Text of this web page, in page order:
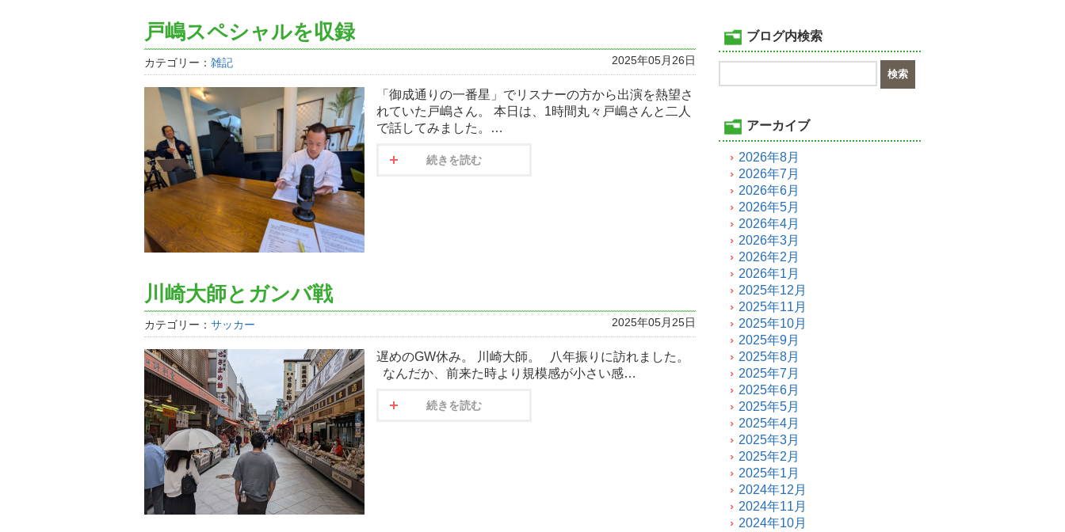
戸嶋スペシャルを収録
カテゴリー： 雑記 2025年05月26日
「御成通りの一番星」でリスナーの方から出演を熱望さ
れていた戸嶋さん。 本日は、1時間丸々戸嶋さんと二人
で話してみました。…
続きを読む
川崎大師とガンバ戦
カテゴリー： サッカー 2025年05月25日
遅めのGW休み。 川崎大師。 八年振りに訪れました。
なんだか、前来た時より規模感が小さい感…
続きを読む
ブログ内検索
アーカイブ
2026年8月
2026年7月
2026年6月
2026年5月
2026年4月
2026年3月
2026年2月
2026年1月
2025年12月
2025年11月
2025年10月
2025年9月
2025年8月
2025年7月
2025年6月
2025年5月
2025年4月
2025年3月
2025年2月
2025年1月
2024年12月
2024年11月
2024年10月